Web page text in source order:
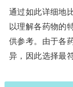
通过如此详细地
以理解各药物的
供参考。由于各
异，因此选择最